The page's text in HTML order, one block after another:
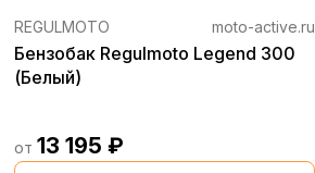
REGULMOTO moto-active.ru
Бензобак Regulmoto Legend 300
(Белый)
от 13 195 ₽